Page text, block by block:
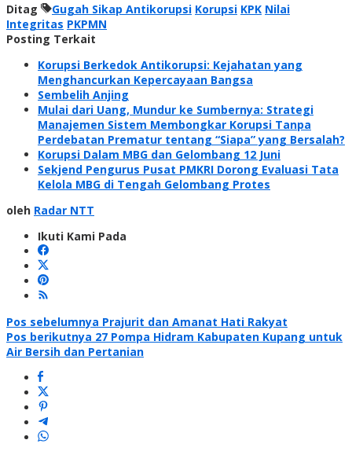
Ditag Gugah Sikap Antikorupsi Korupsi KPK Nilai
Integritas PKPMN
Posting Terkait
Korupsi Berkedok Antikorupsi: Kejahatan yang
Menghancurkan Kepercayaan Bangsa
Sembelih Anjing
Mulai dari Uang, Mundur ke Sumbernya: Strategi
Manajemen Sistem Membongkar Korupsi Tanpa
Perdebatan Prematur tentang “Siapa” yang Bersalah?
Korupsi Dalam MBG dan Gelombang 12 Juni
Sekjend Pengurus Pusat PMKRI Dorong Evaluasi Tata
Kelola MBG di Tengah Gelombang Protes
oleh Radar NTT
Ikuti Kami Pada
Navigasi
pos
Pos sebelumnya Prajurit dan Amanat Hati Rakyat
Pos berikutnya 27 Pompa Hidram Kabupaten Kupang untuk
Air Bersih dan Pertanian